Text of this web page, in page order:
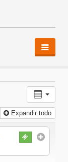
Expandir todo